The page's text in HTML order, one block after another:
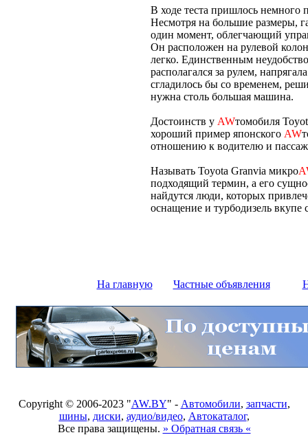
В ходе теста пришлось немного
Несмотря на большие размеры,
один момент, облегчающий
Он расположен на рулевой
легко. Единственным
располагался за рулем,
сгладилось бы со временем,
нужна столь большая машина.
Достоинств у AWтомобиля
хороший пример японского AW
отношению к водителю и
Называть Toyota Granvia микро
подходящий термин, а его
найдутся люди, которых
оснащение и турбодизель
На главную Частные объявления
Copyright © 2006-2023 "AW.BY" - Автомобили, запчасти,
шины, диски, аудио/видео, Автокаталог,
Все права защищены. » Обратная связь «